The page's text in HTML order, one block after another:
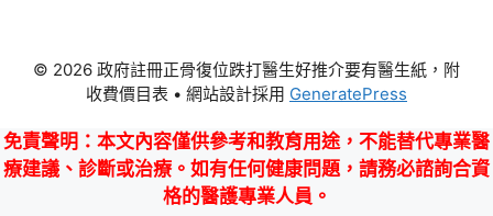
© 2026 政府註冊正骨復位跌打醫生好推介要有醫生紙，附
收費價目表 • 網站設計採用 GeneratePress
免責聲明 ：本文內容僅供參考和教育用途，不能替代專業醫
療建議、診斷或治療。如有任何健康問題，請務必諮詢合資
格的醫護專業人員。